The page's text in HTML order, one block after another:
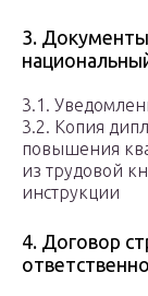
3. Документы
3.1.
3.2. Копия
повышения
из трудовой
инструкции
4. Договор